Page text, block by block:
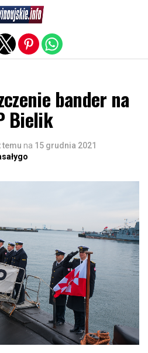
bander na
Bielik
temu na 15 grudnia 2021
version